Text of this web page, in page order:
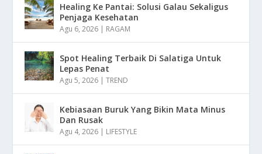
Healing Ke Pantai: Solusi Galau Sekaligus
Penjaga Kesehatan
Agu 6, 2026 | RAGAM
Spot Healing Terbaik Di Salatiga Untuk
Lepas Penat
Agu 5, 2026 |TREND
Kebiasaan Buruk Yang Bikin Mata Minus
Dan Rusak
Agu 4, 2026 | LIFESTYLE